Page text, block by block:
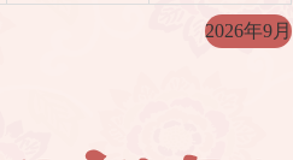
2026年9月